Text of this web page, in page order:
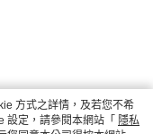
方式之詳情，及若您不希
設定，請參閱本網站「 隱私